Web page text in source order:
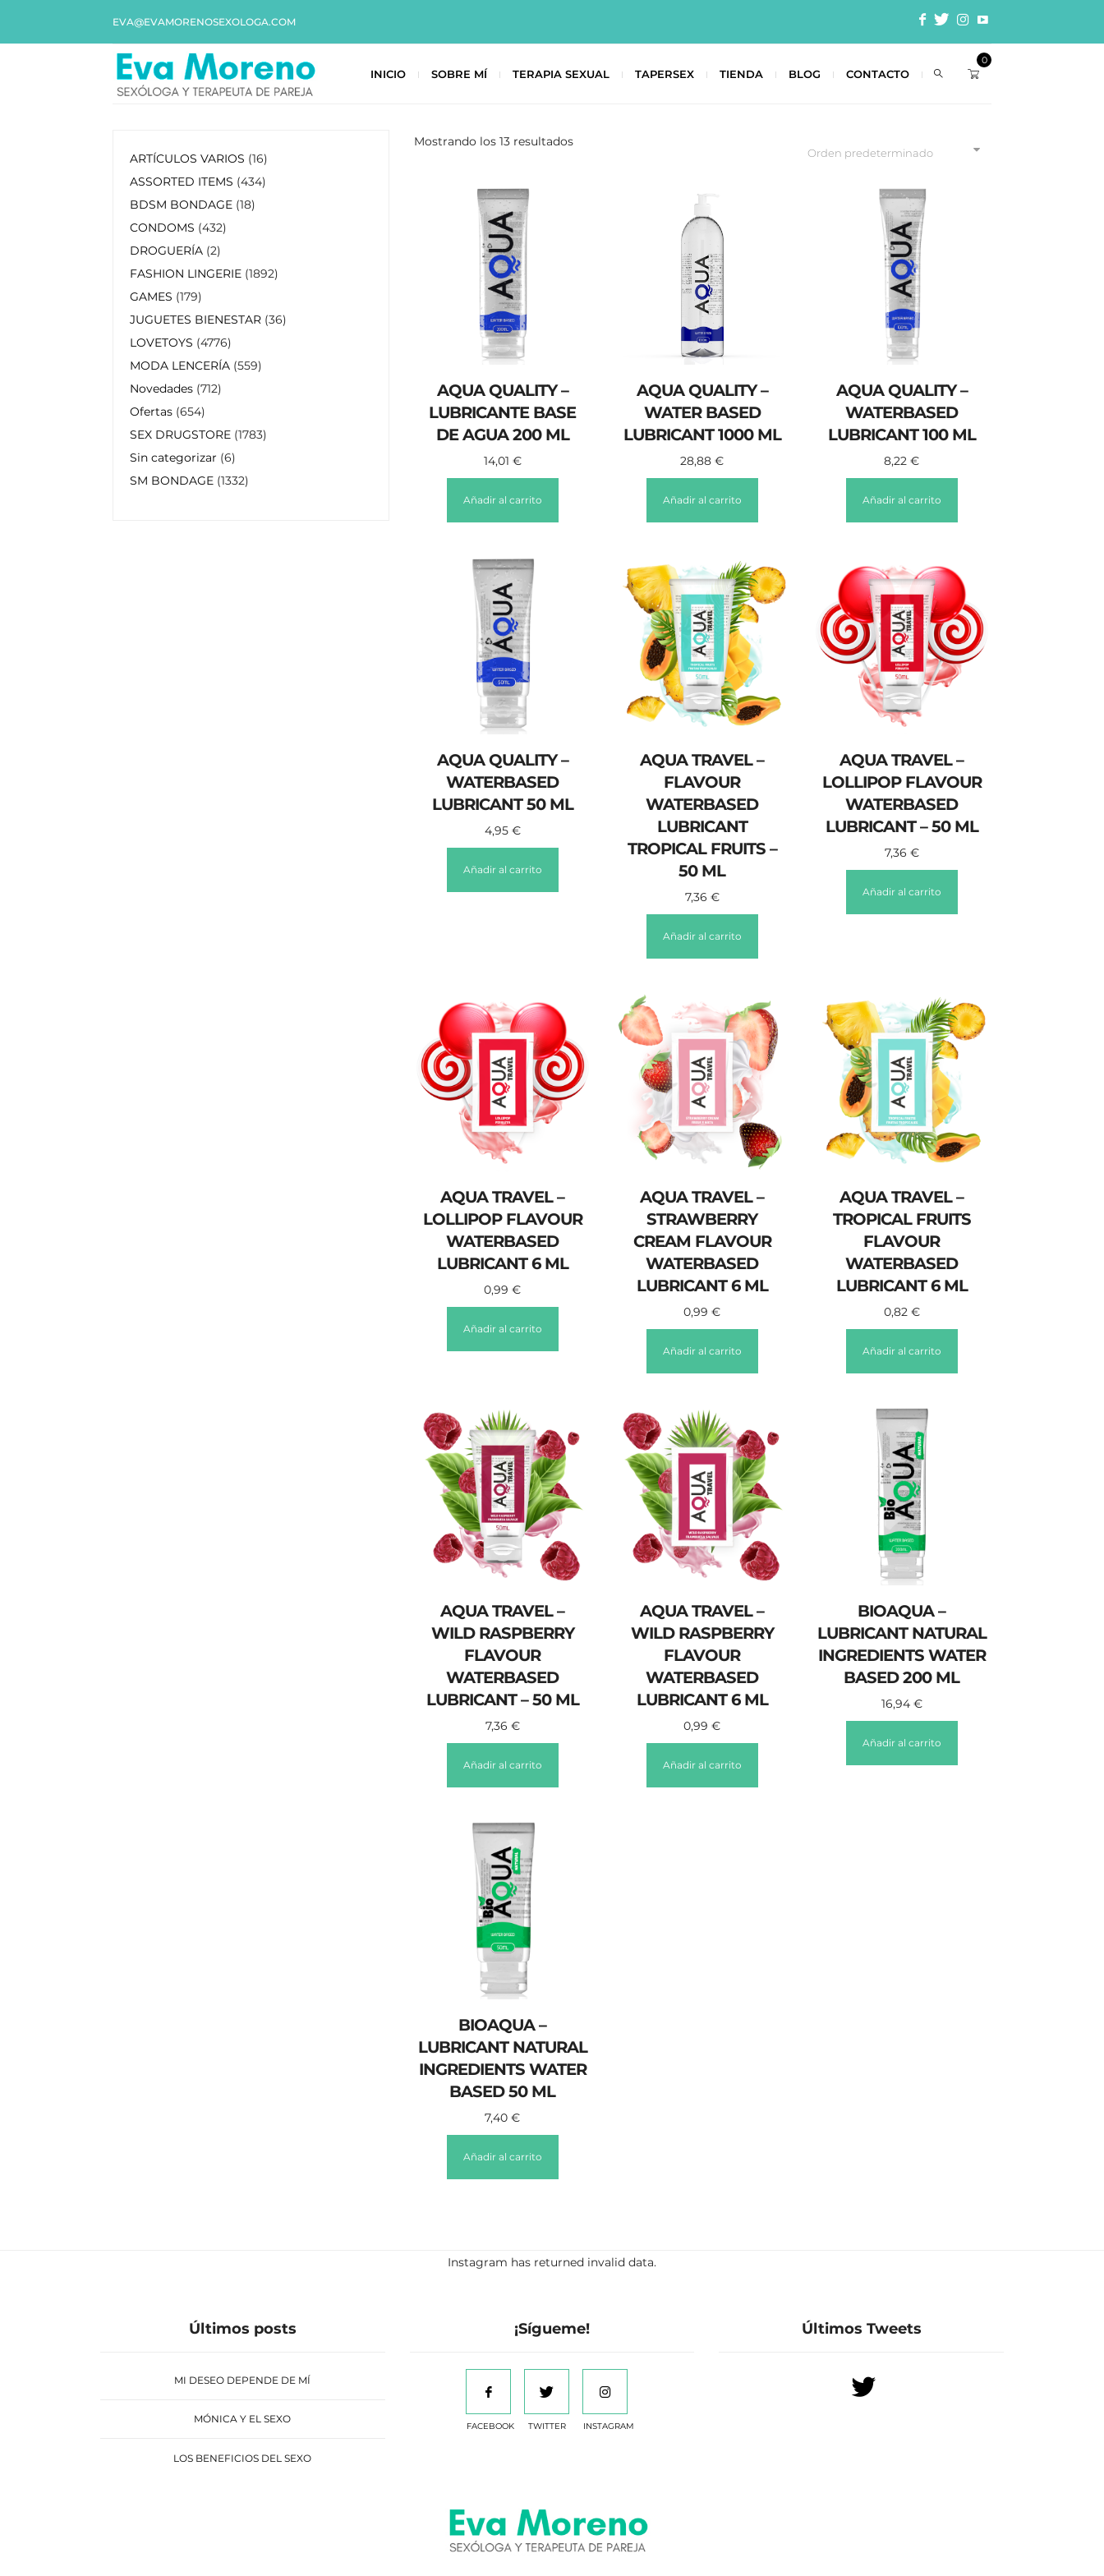
EVA@EVAMORENOSEXOLOGA.COM
INICIO SOBRE MÍ TERAPIA SEXUAL TAPERSEX TIENDA BLOG CONTACTO
0
Mostrando los 13 resultados
AQUA QUALITY –
LUBRICANTE BASE
DE AGUA 200 ML
14,01 €
Añadir al carrito
AQUA QUALITY –
WATER BASED
LUBRICANT 1000 ML
28,88€
Añadir al carrito
AQUA QUALITY –
WATERBASED
LUBRICANT 100 ML
8,22€
Añadir al carrito
AQUA QUALITY –
WATERBASED
LUBRICANT 50 ML
4,95 €
Añadir al carrito
AQUA TRAVEL –
FLAVOUR
WATERBASED
LUBRICANT
TROPICAL FRUITS –
50 ML
7,36 €
Añadir al carrito
AQUA TRAVEL –
LOLLIPOP FLAVOUR
WATERBASED
LUBRICANT – 50 ML
7,36 €
Añadir al carrito
AQUA TRAVEL –
LOLLIPOP FLAVOUR
WATERBASED
LUBRICANT 6 ML
0,99€
Añadir al carrito
AQUA TRAVEL –
STRAWBERRY
CREAM FLAVOUR
WATERBASED
LUBRICANT 6 ML
0,99€
Añadir al carrito
AQUA TRAVEL –
TROPICAL FRUITS
FLAVOUR
WATERBASED
LUBRICANT 6 ML
0,82 €
Añadir al carrito
AQUA TRAVEL –
WILD RASPBERRY
FLAVOUR
WATERBASED
LUBRICANT – 50 ML
7,36 €
Añadir al carrito
AQUA TRAVEL –
WILD RASPBERRY
FLAVOUR
WATERBASED
LUBRICANT 6 ML
0,99€
Añadir al carrito
BIOAQUA –
LUBRICANT NATURAL
INGREDIENTS WATER
BASED 200 ML
16,94 €
Añadir al carrito
BIOAQUA –
LUBRICANT NATURAL
INGREDIENTS WATER
BASED 50 ML
7,40€
Añadir al carrito
ARTÍCULOS VARIOS 16
ASSORTED ITEMS 434
BDSM BONDAGE 18
CONDOMS 432
DROGUERÍA 2
FASHION LINGERIE 1892
GAMES 179
JUGUETES BIENESTAR 36
LOVETOYS 4776
MODA LENCERÍA 559
Novedades 712
Ofertas 654
SEX DRUGSTORE 1783
Sin categorizar 6
SM BONDAGE 1332
Instagram has returned invalid data.
Últimos posts
MI DESEO DEPENDE DE MÍ
MÓNICA Y EL SEXO
LOS BENEFICIOS DEL SEXO
¡Sígueme!
FACEBOOK TWITTER INSTAGRAM
Últimos Tweets